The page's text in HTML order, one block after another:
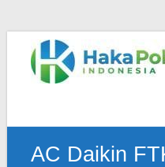
content
Telp
:
:
AC Daikin